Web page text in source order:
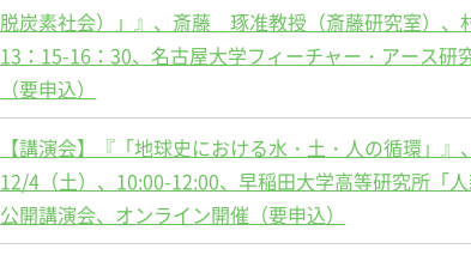
脱炭素社会）」』、斎藤 琢准教授（斎藤研究室）、
13：15-16：30、名古屋大学フィーチャー・アース
（要申込）
【講演会】『「地球史における水・土・人の循環」』
12/4（土）、10:00-12:00、早稲田大学高等研究所「
公開講演会、オンライン開催（要申込）